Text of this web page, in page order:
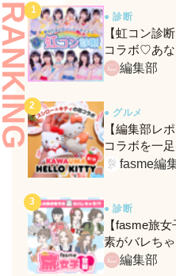
● 診断
【虹コン診
コラボ♡あな
ンバーがわ
編集部
● グルメ
【編集部レ
コラボを一
定メニュー
fasme編
● 診断
【fasme旅
素がバレち
ト！編集部